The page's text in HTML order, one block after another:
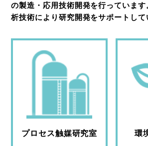
の製造・応用技術開発を行っていま
析技術により研究開発をサポートして
プロセス触媒研究室 環